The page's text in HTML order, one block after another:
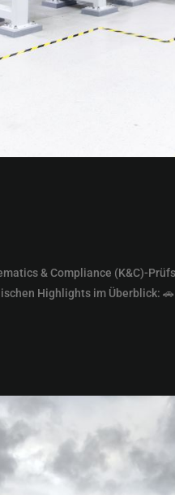
& Compliance (K&C)-
Highlights im Überblick: